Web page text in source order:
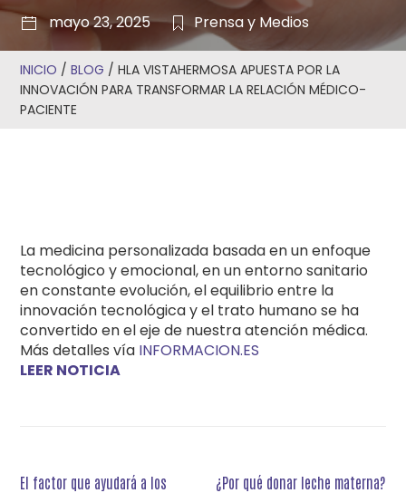
mayo 23, 2025 Prensa y Medios
INICIO /BLOG /HLA VISTAHERMOSA APUESTA POR LA
INNOVACIÓN PARA TRANSFORMAR LA RELACIÓN MÉDICO-
PACIENTE
La medicina personalizada basada en un enfoque
tecnológico y emocional, en un entorno sanitario
en constante evolución, el equilibrio entre la
innovación tecnológica y el trato humano se ha
convertido en el eje de nuestra atención médica.
Más detalles vía INFORMACION.ES
LEER NOTICIA
Navegación
El factor que ayudará a los
¿Por qué donar leche materna?